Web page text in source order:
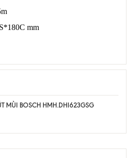
mm
MÙI BOSCH HMH.DHI623GSG